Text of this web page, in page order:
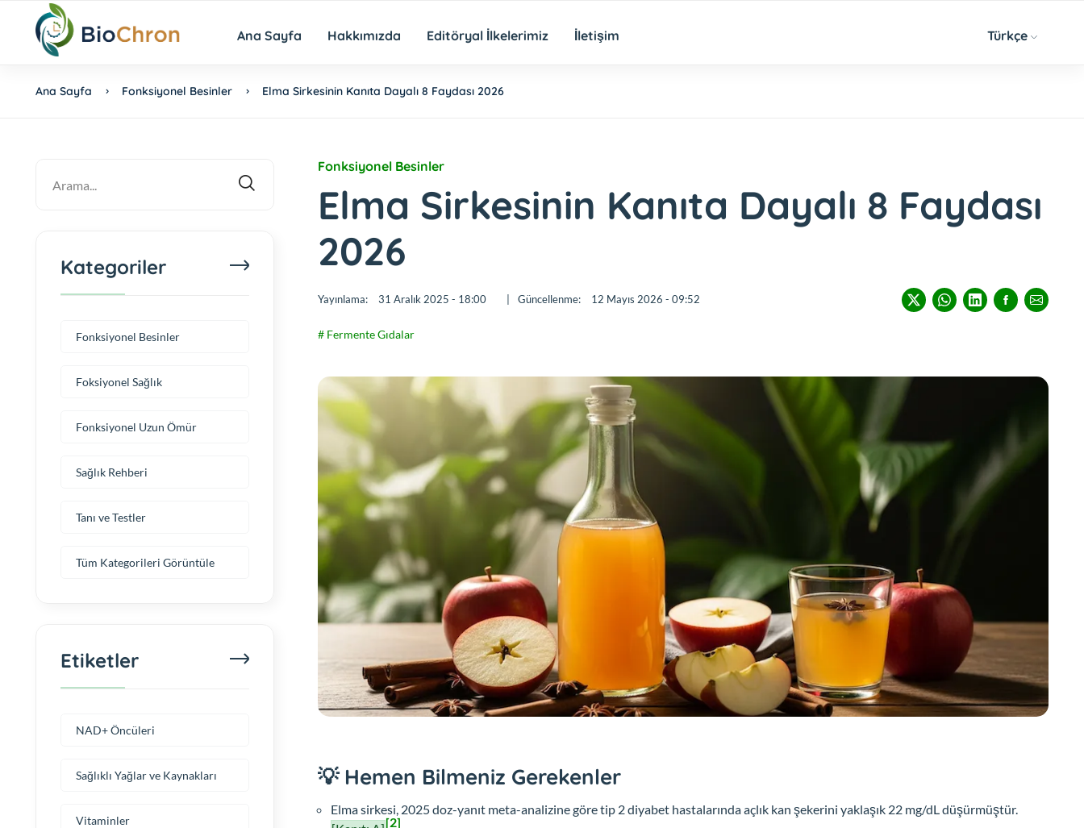
Ana Sayfa Hakkımızda Editöryal İlkelerimiz İletişim Türkçe
Ana Sayfa Fonksiyonel Besinler Elma Sirkesinin Kanıta Dayalı 8 Faydası 2026
Fonksiyonel Besinler
Elma Sirkesinin Kanıta Dayalı 8 Faydası
2026
Yayınlama: 31 Aralık 2025 - 18:00 Güncellenme: 12 Mayıs 2026 - 09:52
# Fermente Gıdalar
💡 Hemen Bilmeniz Gerekenler
Elma sirkesi, 2025 doz-yanıt meta-analizine göre tip 2 diyabet hastalarında açlık kan şekerini yaklaşık 22 mg/dL düşürmüştür.
[2]
Kategoriler
Fonksiyonel Besinler
Foksiyonel Sağlık
Fonksiyonel Uzun Ömür
Sağlık Rehberi
Tanı ve Testler
Tüm Kategorileri Görüntüle
Etiketler
NAD+ Öncüleri
Sağlıklı Yağlar ve Kaynakları
Vitaminler